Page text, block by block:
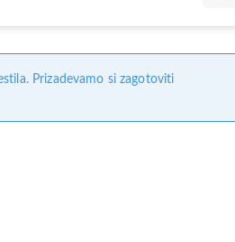
Prizadevamo si zagotoviti